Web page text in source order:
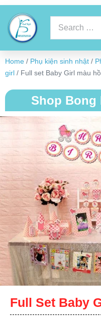
Home / Phụ kiện sinh nhật /
girl / Full set Baby Girl màu
Shop Bong
Full Set Baby